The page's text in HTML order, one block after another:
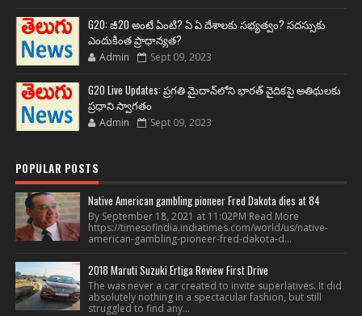
G20: జీ20 అంటే ఏంటి? ఏ ఏ దేశాలకు సభ్యత్వం? సదస్సుకు
ఎందుకింత ప్రాధాన్యత?
Admin Sept 09, 2023
G20 Live Updates: ప్రగతి మైదాన్‌లోని భారత్ వైదికపై అతిథులకు
ప్రధాని స్వాగతం
Admin Sept 09, 2023
POPULAR POSTS
Native American gambling pioneer Fred Dakota dies at 84
By September 18, 2021 at 11:02PM Read More
https://timesofindia.indiatimes.com/world/us/native-
american-gambling-pioneer-fred-dakota-d...
2018 Maruti Suzuki Ertiga Review First Drive
The was never a car created to invite superlatives. It did
absolutely nothing in a spectacular fashion, but still
struggled to find any...